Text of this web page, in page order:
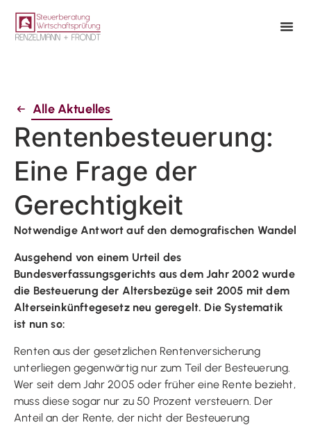
Alle Aktuelles
Rentenbesteuerung:
Eine Frage der
Gerechtigkeit
Notwendige Antwort auf den demografischen Wandel
Ausgehend von einem Urteil des
Bundesverfassungsgerichts aus dem Jahr 2002 wurde
die Besteuerung der Altersbezüge seit 2005 mit dem
Alterseinkünftegesetz neu geregelt. Die Systematik
ist nun so:
Renten aus der gesetzlichen Rentenversicherung
unterliegen gegenwärtig nur zum Teil der Besteuerung.
Wer seit dem Jahr 2005 oder früher eine Rente bezieht,
muss diese sogar nur zu 50 Prozent versteuern. Der
Anteil an der Rente, der nicht der Besteuerung